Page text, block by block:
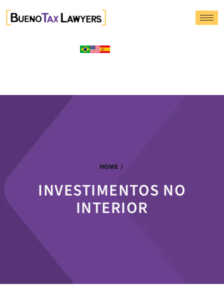
HOME /
INVESTIMENTOS NO
INTERIOR